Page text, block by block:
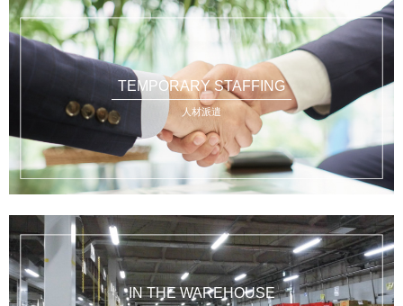
TEMPORARY STAFFING
人材派遣
IN THE WAREHOUSE